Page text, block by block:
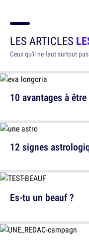
LES ARTICLES
Ceux qu'il ne faut surtout
10 avantages à
12 signes
Es-tu un beauf ?